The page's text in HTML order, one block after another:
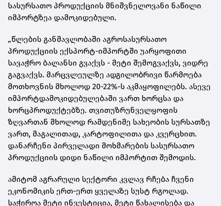
სასურსათო პროდუქციის მნიშვნელოვანი ნაწილი
იმპორტზეა დამოკიდებული.
„წლების განმავლობაში აგროსასურსათო
პროდუქციის ექსპორტ-იმპორტში უარყოფითი
სავაჭრო ბალანსი გვაქვს - მეტი შემოგვაქვს, ვიდრე
გაგვაქვს. მარცვლეულზე ადგილობრივი წარმოება
მოთხოვნის მხოლოდ 20-22%-ს აკმაყოფილებს. ასევე
იმპორტდამოკიდებულებაში ვართ ხორცსა და
ხორცპროდუქტებზე. თვითუზრუნველყოფის
ზღვართან მხოლოდ რამდენიმე სახეობის სურსათზე
ვართ, მაგალითად, კარტოფილითა და კვერცხით.
დანარჩენი პირველადი მოხმარების სასურსათო
პროდუქციის დიდი ნაწილი იმპორტით შემოდის.
ამიტომ აგრარული სექტორი კვლავ რჩება ჩვენი
ეკონომიკის ერთ-ერთ ყველაზე სუსტ რგოლად.
საჭიროა მეტი ინვესტიცია, მეტი წახალისება და